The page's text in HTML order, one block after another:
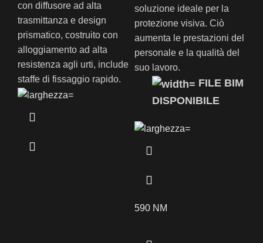
con diffusore ad alta
trasmittanza e design
prismatico, costruito con
alloggiamento ad alta
resistenza agli urti, include
staffe di fissaggio rapido.
soluzione ideale per la
protezione visiva. Ciò
aumenta le prestazioni del
personale e la qualità del
suo lavoro.
FILE BIM
DISPONIBILE
590 NM